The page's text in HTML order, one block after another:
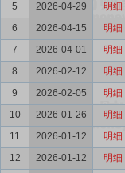
5
2026-04-29 明细
6
2026-04-15 明细
7
2026-04-01 明细
8
2026-02-12 明细
9
2026-02-05 明细
10
2026-01-26 明细
11
2026-01-12 明细
12
2026-01-12 明细